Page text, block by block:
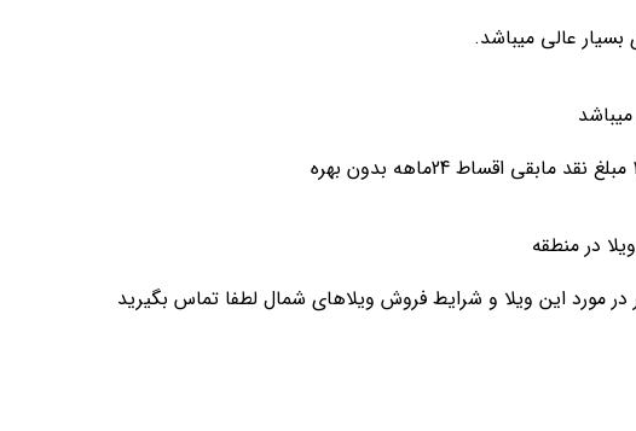
عالی میباشد.
در منطقه
مورد این ویلا و شرایط فروش ویلاهای شمال لطفا تماس بگیرید